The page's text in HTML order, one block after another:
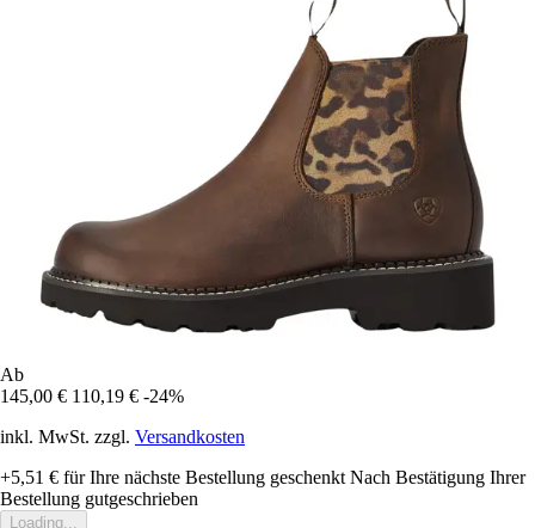
Ab
145,00 € 110,19 € -24%
inkl. MwSt. zzgl. Versandkosten
+5,51 € für Ihre nächste Bestellung geschenkt Nach Bestätigung Ihrer
Bestellung gutgeschrieben
Loading...